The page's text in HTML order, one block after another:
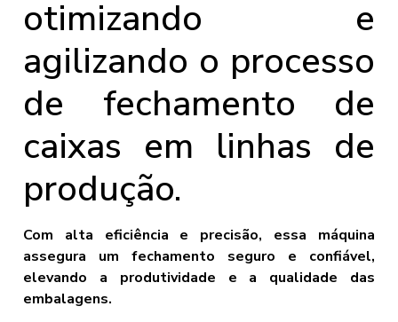
otimizando e
agilizando o processo
de fechamento de
caixas em linhas de
produção.
Com alta eficiência e precisão, essa máquina
assegura um fechamento seguro e confiável,
elevando a produtividade e a qualidade das
embalagens.